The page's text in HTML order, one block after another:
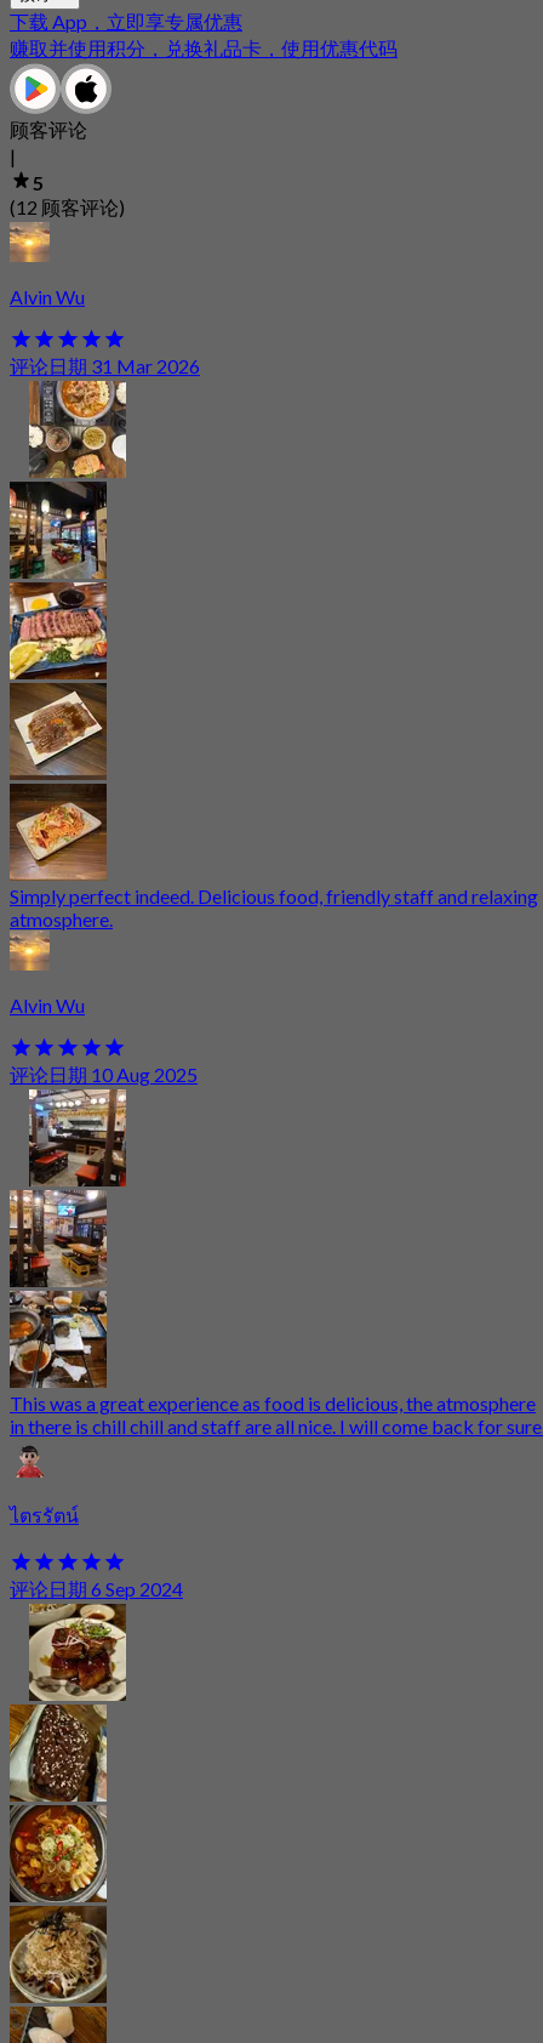
下载 App，立即享专属优惠
赚取并使用积分，兑换礼品卡，使用优惠代码
顾客评论
|
5
(12 顾客评论)
Alvin Wu
评论日期 31 Mar 2026
Simply perfect indeed. Delicious food, friendly staff and relaxing
atmosphere.
Alvin Wu
评论日期 10 Aug 2025
This was a great experience as food is delicious, the atmosphere
in there is chill chill and staff are all nice. I will come back for
ไตรรัตน์
评论日期 6 Sep 2024